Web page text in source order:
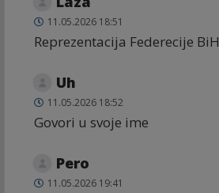
11.05.2026 18:51
Reprezentacija Federecije BiH
Uh
11.05.2026 18:52
Govori u svoje ime
Pero
11.05.2026 19:41